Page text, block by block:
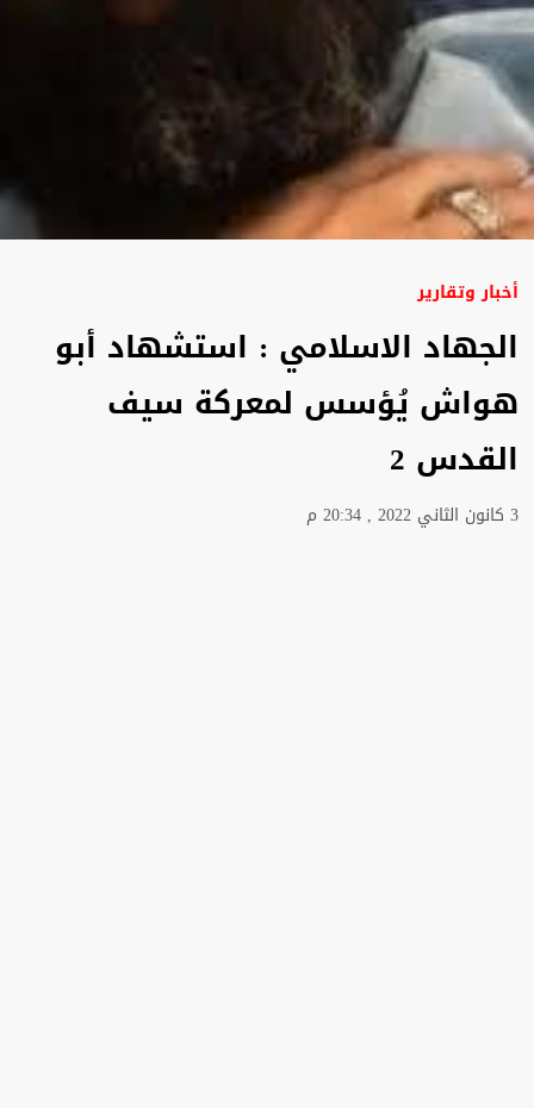
أخبار وتقارير
الجهاد الاسلامي : استشهاد أبو
هواش يُؤسس لمعركة سيف
القدس 2
3 كانون الثاني 2022 , 20:34 م